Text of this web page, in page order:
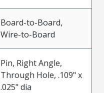
Board-to-Board,
Wire-to-Board
Pin, Right Angle,
Through Hole, .109" x
.025" dia